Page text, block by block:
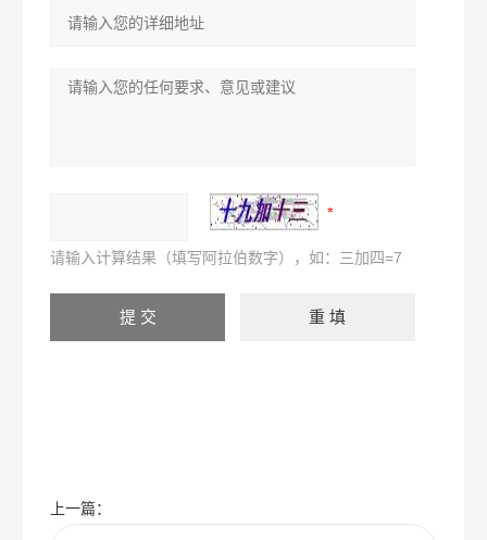
请输入计算结果（填写阿拉伯数字），如：三加四=7
上一篇：